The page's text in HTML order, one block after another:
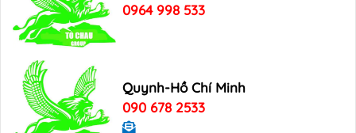
0964 998 533
Quynh-Hồ Chí Minh
090 678 2533